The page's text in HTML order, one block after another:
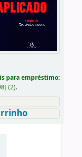
para empréstimo:
] (2).